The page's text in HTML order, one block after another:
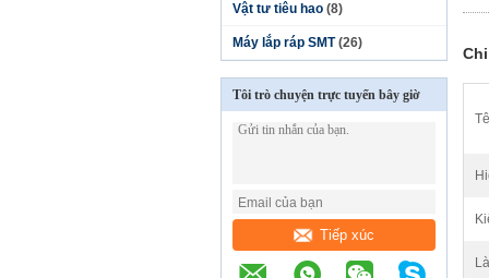
Vật tư tiêu hao (8)
Máy lắp ráp SMT (26)
Tôi trò chuyện trực tuyến bây giờ
Tiếp xúc